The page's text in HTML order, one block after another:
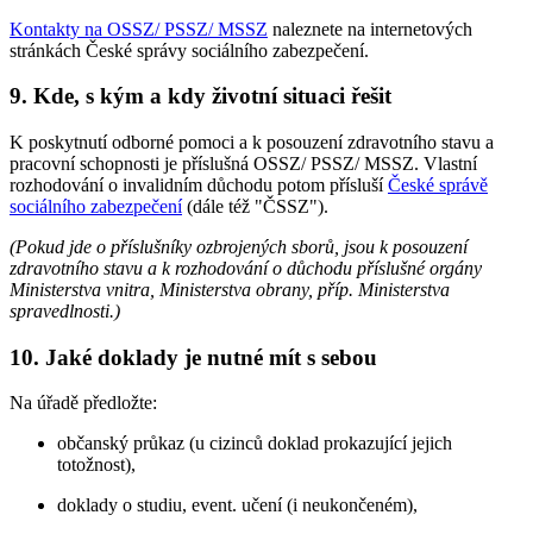
Kontakty na OSSZ/ PSSZ/ MSSZ naleznete na internetových
stránkách České správy sociálního zabezpečení.
9. Kde, s kým a kdy životní situaci řešit
K poskytnutí odborné pomoci a k posouzení zdravotního stavu a
pracovní schopnosti je příslušná OSSZ/ PSSZ/ MSSZ. Vlastní
rozhodování o invalidním důchodu potom příslušíČeské správě
sociálního zabezpečení(dále též "ČSSZ").
(Pokud jde o příslušníky ozbrojených sborů, jsou k posouzení
zdravotního stavu a k rozhodování o důchodu příslušné orgány
Ministerstva vnitra, Ministerstva obrany, příp. Ministerstva
spravedlnosti.)
10. Jaké doklady je nutné mít s sebou
Na úřadě předložte:
občanský průkaz (u cizinců doklad prokazující jejich
totožnost),
doklady o studiu, event. učení (i neukončeném),